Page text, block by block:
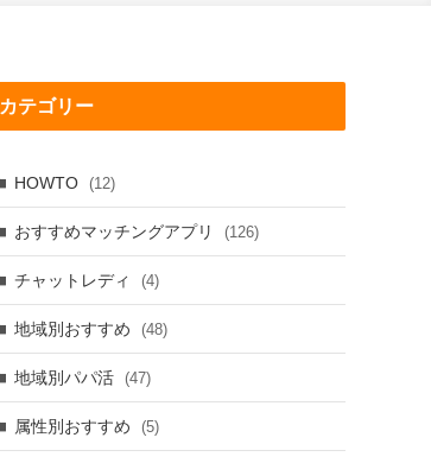
カテゴリー
HOWTO (12)
おすすめマッチングアプリ (126)
チャットレディ (4)
地域別おすすめ (48)
地域別パパ活 (47)
属性別おすすめ (5)